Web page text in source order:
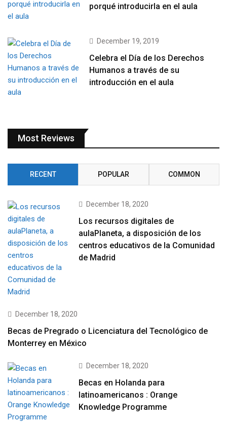
porqué introducirla en el aula
December 19, 2019
Celebra el Día de los Derechos
Humanos a través de su
introducción en el aula
Most Reviews
RECENT POPULAR COMMON
December 18, 2020
Los recursos digitales de
aulaPlaneta, a disposición de los
centros educativos de la Comunidad
de Madrid
December 18, 2020
Becas de Pregrado o Licenciatura del Tecnológico de
Monterrey en México
December 18, 2020
Becas en Holanda para
latinoamericanos : Orange
Knowledge Programme